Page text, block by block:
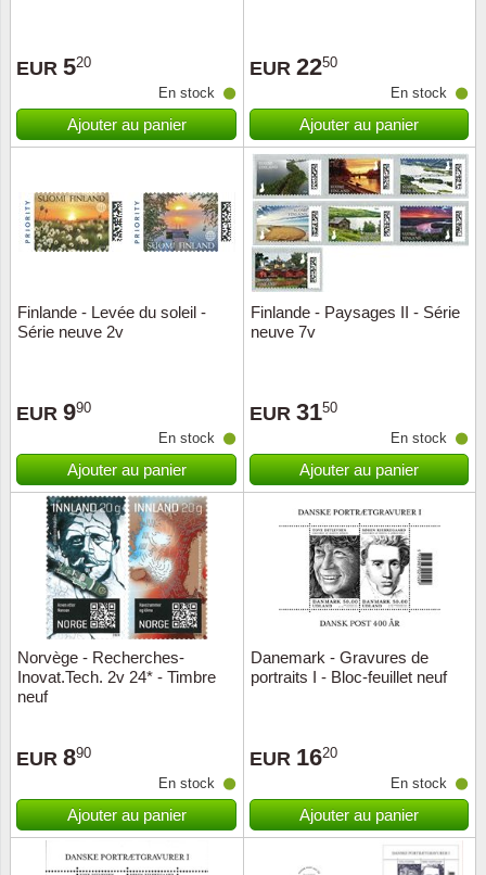
EUR 520
En stock
Ajouter au panier
EUR 2250
En stock
Ajouter au panier
Finlande - Levée du soleil -
Série neuve 2v
EUR 990
En stock
Ajouter au panier
Finlande - Paysages II - Série
neuve 7v
EUR 3150
En stock
Ajouter au panier
Norvège - Recherches-
Inovat.Tech. 2v 24* - Timbre
neuf
EUR 890
En stock
Ajouter au panier
Danemark - Gravures de
portraits I - Bloc-feuillet neuf
EUR 1620
En stock
Ajouter au panier
Sport
Turquie